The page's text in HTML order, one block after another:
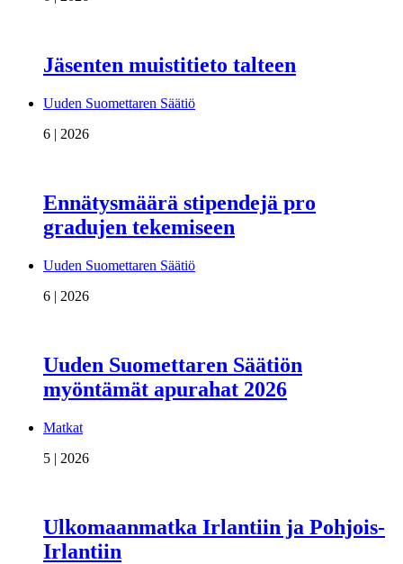
Jäsenten muistitieto talteen
Uuden Suomettaren Säätiö
6 | 2026
Ennätysmäärä stipendejä pro
gradujen tekemiseen
Uuden Suomettaren Säätiö
6 | 2026
Uuden Suomettaren Säätiön
myöntämät apurahat 2026
Matkat
5 | 2026
Ulkomaanmatka Irlantiin ja Pohjois-
Irlantiin